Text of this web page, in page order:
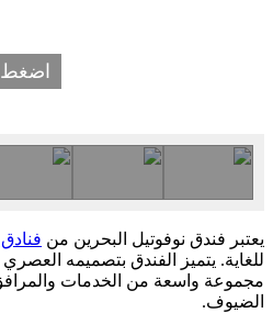
اضغط
يعتبر فندق نوفوتيل البحرين من
للغاية. يتميز الفندق بتصميمه العصري
مجموعة واسعة من الخدمات
الضيوف.